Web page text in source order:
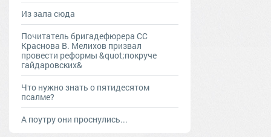
Из зала сюда
Почитатель бригадефюрера СС
Краснова В. Мелихов призвал
провести реформы &quot;покруче
гайдаровских&
Что нужно знать о пятидесятом
псалме?
А поутру они проснулись...